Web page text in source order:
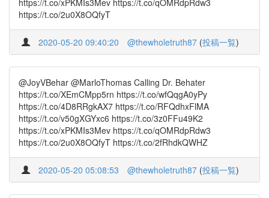
https://t.co/xPKMIs3Mev https://t.co/qOMRdpRdw3
https://t.co/2u0X8OQfyT
2020-05-20 09:40:20 @thewholetruth87 (投稿一覧)
@JoyVBehar @MarloThomas Calling Dr. Behater
https://t.co/XEmCMpp5rn https://t.co/wfQqgA0yPy
https://t.co/4D8RRgkAX7 https://t.co/RFQdhxFlMA
https://t.co/v50gXGYxc6 https://t.co/3z0FFu49K2
https://t.co/xPKMIs3Mev https://t.co/qOMRdpRdw3
https://t.co/2u0X8OQfyT https://t.co/2fRhdkQWHZ
2020-05-20 05:08:53 @thewholetruth87 (投稿一覧)